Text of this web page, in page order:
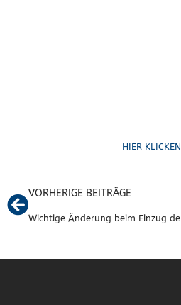
HIER KLICKEN
VORHERIGE BEITRÄGE